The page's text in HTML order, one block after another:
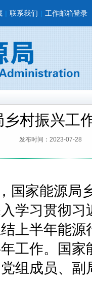
| 联系我们 | 工作邮箱登录
乡村振兴工
发布时间：2023-07-28
家能源局乡
学习贯彻
上半年能
工作。国
组成员、